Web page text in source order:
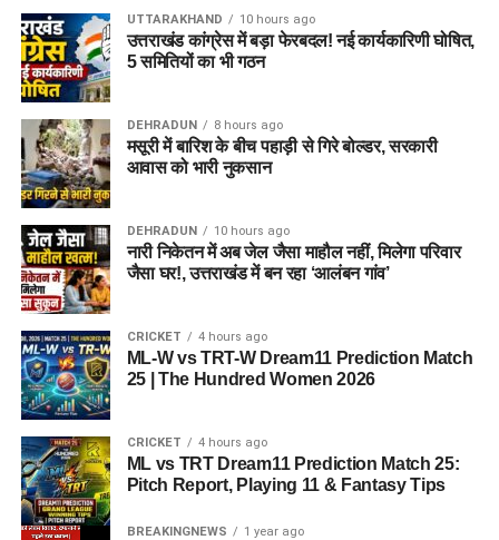
UTTARAKHAND 10 hours ago
उत्तराखंड कांग्रेस में बड़ा फेरबदल! नई कार्यकारिणी घोषित,
5 समितियों का भी गठन
DEHRADUN 8 hours ago
मसूरी में बारिश के बीच पहाड़ी से गिरे बोल्डर, सरकारी
आवास को भारी नुकसान
DEHRADUN 10 hours ago
नारी निकेतन में अब जेल जैसा माहौल नहीं, मिलेगा परिवार
जैसा घर!, उत्तराखंड में बन रहा ‘आलंबन गांव’
CRICKET 4 hours ago
ML-W vs TRT-W Dream11 Prediction Match
25 | The Hundred Women 2026
CRICKET 4 hours ago
ML vs TRT Dream11 Prediction Match 25:
Pitch Report, Playing 11 & Fantasy Tips
BREAKINGNEWS 1 year ago